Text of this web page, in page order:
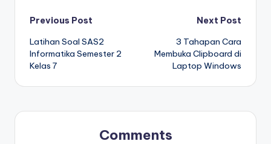
Post
navigation
Previous Post
Latihan Soal SAS2
Informatika Semester 2
Kelas 7
Next Post
3 Tahapan Cara
Membuka Clipboard di
Laptop Windows
Comments